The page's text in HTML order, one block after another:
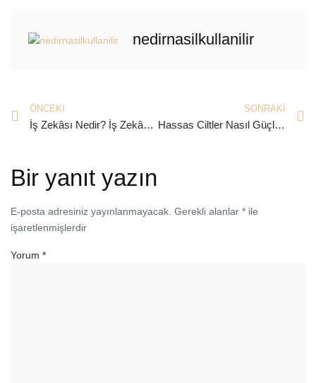
nedirnasilkullanilir
ÖNCEKI
İş Zekâsı Nedir? İş Zekâsı Stratejisi Nasıl Oluşturulur?
SONRAKI
Hassas Ciltler Nasıl Güçlendirilir?
Bir yanıt yazın
E-posta adresiniz yayınlanmayacak. Gerekli alanlar * ile
işaretlenmişlerdir
Yorum *